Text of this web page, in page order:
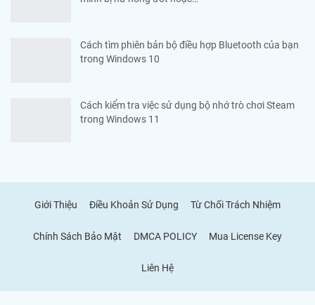
Cách tìm phiên bản bộ điều hợp Bluetooth của bạn
trong Windows 10
Cách kiểm tra việc sử dụng bộ nhớ trò chơi Steam
trong Windows 11
Giới Thiệu Điều Khoản Sử Dụng Từ Chối Trách Nhiệm
Chính Sách Bảo Mật DMCA POLICY Mua License Key
Liên Hệ